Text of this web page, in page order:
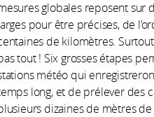
globales reposent sur
pour être précises, de
de kilomètres.
tout ! Six grosses étapes
météo qui
long, et de prélever des
dizaines de mètres